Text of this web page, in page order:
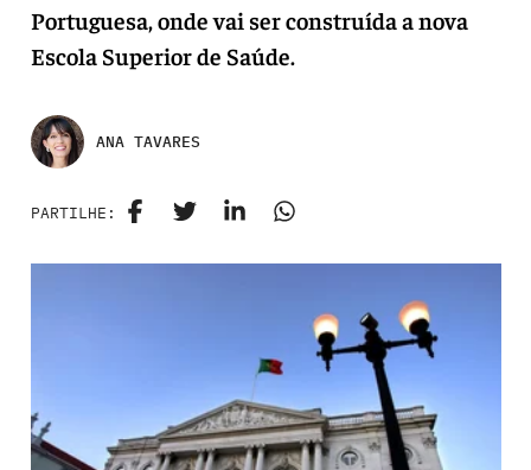
Portuguesa, onde vai ser construída a nova
Escola Superior de Saúde.
ANA TAVARES
PARTILHE: